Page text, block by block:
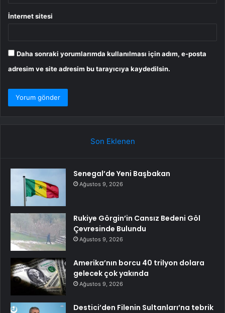
İnternet sitesi
Daha sonraki yorumlarımda kullanılması için adım, e-posta
adresim ve site adresim bu tarayıcıya kaydedilsin.
Son Eklenen
Senegal’de Yeni Başbakan
Ağustos 9, 2026
Rukiye Görgin’in Cansız Bedeni Göl
Çevresinde Bulundu
Ağustos 9, 2026
Amerika’nın borcu 40 trilyon dolara
gelecek çok yakında
Ağustos 9, 2026
Destici’den Filenin Sultanları’na tebrik